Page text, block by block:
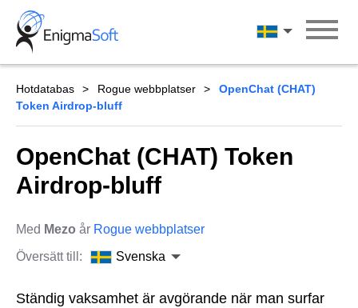
Skip
content
Svenska
Hotdatabas Rogue webbplatser
OpenChat (CHAT)
Token Airdrop-bluff
OpenChat (CHAT) Token
Airdrop-bluff
Med Mezo år Rogue webbplatser
Översätt till:
Svenska
Ständig vaksamhet är avgörande när man surfar